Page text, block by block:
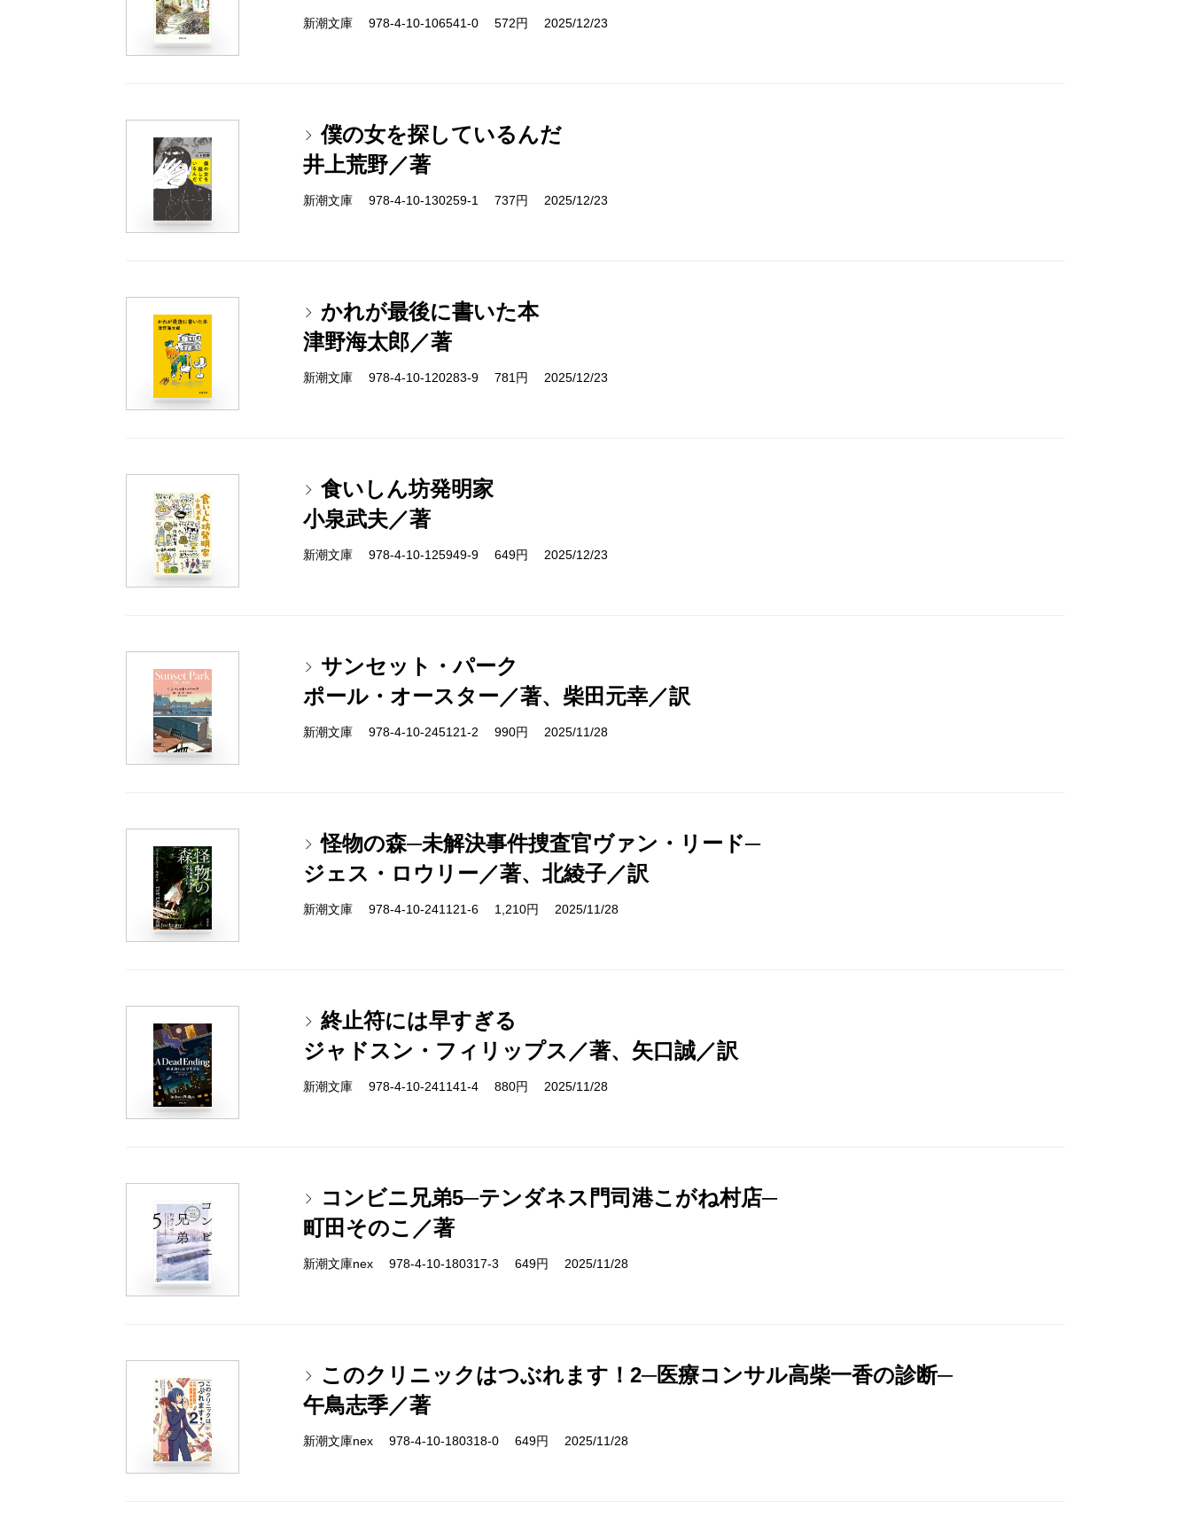
新潮文庫 978-4-10-106541-0 572円 2025/12/23
僕の女を探しているんだ
井上荒野／著
新潮文庫 978-4-10-130259-1 737円 2025/12/23
かれが最後に書いた本
津野海太郎／著
新潮文庫 978-4-10-120283-9 781円 2025/12/23
食いしん坊発明家
小泉武夫／著
新潮文庫 978-4-10-125949-9 649円 2025/12/23
サンセット・パーク
ポール・オースター／著、柴田元幸／訳
新潮文庫 978-4-10-245121-2 990円 2025/11/28
怪物の森─未解決事件捜査官ヴァン・リード─
ジェス・ロウリー／著、北綾子／訳
新潮文庫 978-4-10-241121-6 1,210円 2025/11/28
終止符には早すぎる
ジャドスン・フィリップス／著、矢口誠／訳
新潮文庫 978-4-10-241141-4 880円 2025/11/28
コンビニ兄弟5─テンダネス門司港こがね村店─
町田そのこ／著
新潮文庫nex 978-4-10-180317-3 649円 2025/11/28
このクリニックはつぶれます！2─医療コンサル高柴一香の診断─
午鳥志季／著
新潮文庫nex 978-4-10-180318-0 649円 2025/11/28